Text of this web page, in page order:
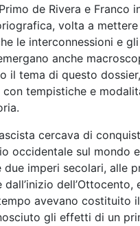
de Rivera e Franco
volta a
le interconnessioni e
anche
il tema di questo
tempistiche e
cercava di
occidentale sul mondo
due imperi secolari,
avevano costituito
gli effetti di un